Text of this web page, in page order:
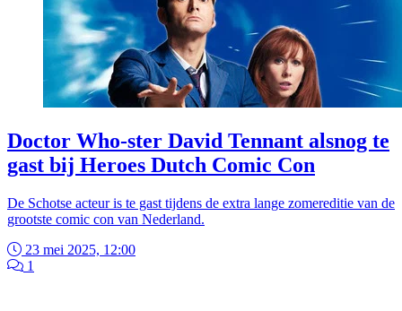
Doctor Who-ster David Tennant alsnog te
gast bij Heroes Dutch Comic Con
De Schotse acteur is te gast tijdens de extra lange zomereditie van de
grootste comic con van Nederland.
23 mei 2025, 12:00
1